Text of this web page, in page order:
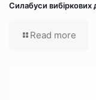
Силабуси вибіркових
Read more